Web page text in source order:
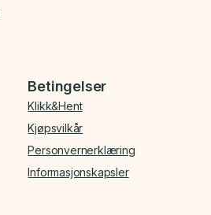
Betingelser
Klikk&Hent
Kjøpsvilkår
Personvernerklæring
Informasjonskapsler